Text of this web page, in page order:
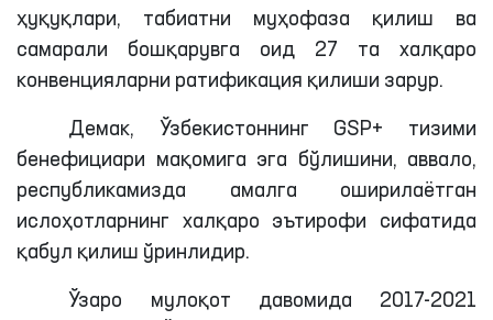
ҳуқуқлари, табиатни муҳофаза қилиш ва
самарали бошқарувга оид 27 та халқаро
конвенцияларни ратификация қилиши зарур.
Демак, Ўзбекистоннинг GSP+ тизими
бенефициари мақомига эга бўлишини, аввало,
республикамизда амалга оширилаётган
ислоҳотларнинг халқаро эътирофи сифатида
қабул қилиш ўринлидир.
Ўзаро мулоқот давомида 2017-2021